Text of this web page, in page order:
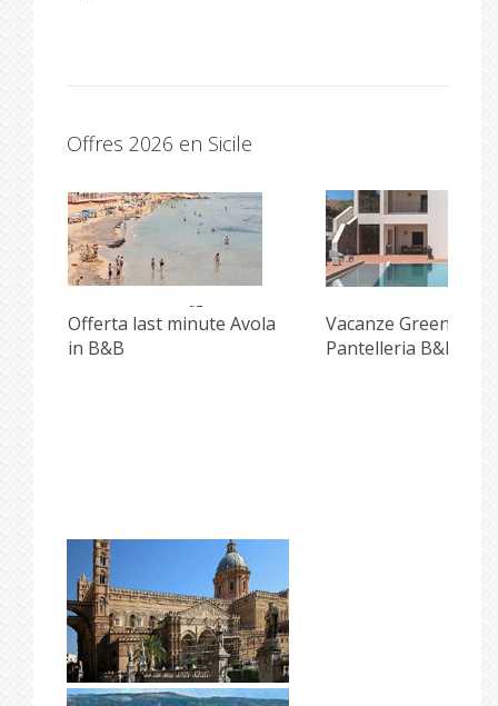
Offres 2026 en Sicile
Offerta last minute Avola
in B&B
Vacanze Green e
Pantelleria B&B